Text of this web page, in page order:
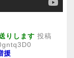
りします 投稿
援